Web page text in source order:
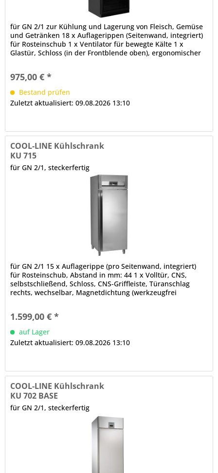
für GN 2/1 zur Kühlung und Lagerung von Fleisch, Gemüse
und Getränken 18 x Auflagerippen (Seitenwand, integriert)
für Rosteinschub 1 x Ventilator für bewegte Kälte 1 x
Glastür, Schloss (in der Frontblende oben), ergonomischer
Innenbehälter mit Kompressorstufe elektronische...
975,00 € *
Bestand prüfen
Zuletzt aktualisiert: 09.08.2026 13:10
COOL-LINE Kühlschrank
KU 715
für GN 2/1, steckerfertig
für GN 2/1 15 x Auflagerippe (pro Seitenwand, integriert)
für Rosteinschub, Abstand in mm: 44 1 x Volltür, CNS,
selbstschließend, Schloss, CNS-Griffleiste, Türanschlag
rechts, wechselbar, Magnetdichtung (werkzeugfrei
Digitalanzeige automatische Abtauung, automatische...
1.599,00 € *
auf Lager
Zuletzt aktualisiert: 09.08.2026 13:10
COOL-LINE Kühlschrank
KU 702 BASE
für GN 2/1, steckerfertig